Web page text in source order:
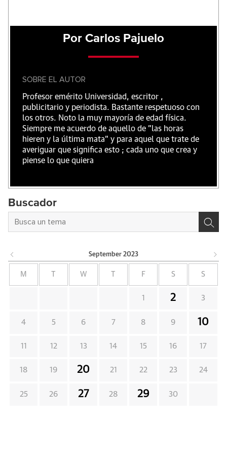
Por Carlos Pajuelo
SOBRE EL AUTOR
Profesor emérito Universidad, escritor ,
publicitario y periodista. Bastante respetuoso con
los otros. Noto la muy mayoría de edad física.
Siempre me acuerdo de aquello de "las horas
hieren y la última mata" y para aquel que trate de
averiguar que significa esto ; cada uno que crea y
piense lo que quiera
Buscador
September 2023
M W F S S
1 2 3
4 5 6 7 8 9 10
11 12 13 14 15 16 17
18 19 20 21 22 23 24
25 26 27 28 29 30